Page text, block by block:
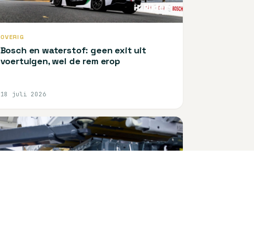
OVERIG
Bosch en waterstof: geen exit uit
voertuigen, wel de rem erop
18 juli 2026